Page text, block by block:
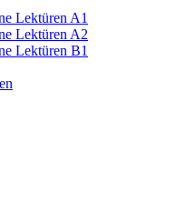
Lektüren A1
Lektüren A2
Lektüren B1